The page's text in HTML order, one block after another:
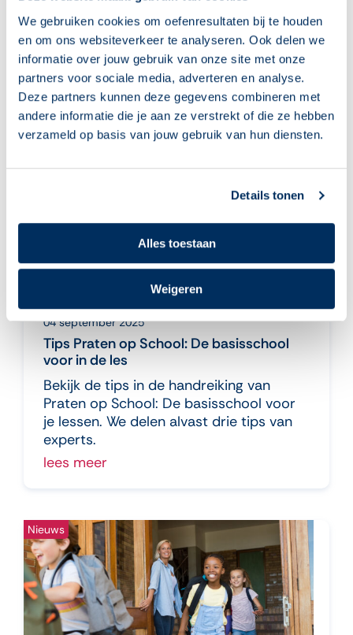
We gebruiken cookies om oefenresultaten bij te houden
en om ons websiteverkeer te analyseren. Ook delen we
informatie over jouw gebruik van onze site met onze
partners voor sociale media, adverteren en analyse.
Deze partners kunnen deze gegevens combineren met
andere informatie die je aan ze verstrekt of die ze hebben
verzameld op basis van jouw gebruik van hun diensten.
Details tonen
Alles toestaan
Weigeren
Burgerschap op de LOWAN studiedag
voor ISK's. Bekijk de handout.
lees meer
Nieuws
Tips Praten op School: De basisschool
voor in de les
04 september 2025
Bekijk de tips in de handreiking van
Praten op School: De basisschool voor
je lessen. We delen alvast drie tips van
experts.
lees meer
Nieuws